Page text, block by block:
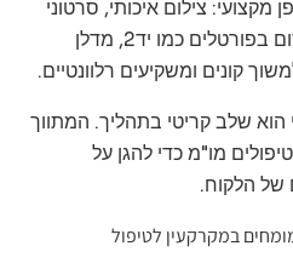
מקצועי: צילום איכותי, סרטוני
וידאו, דפי נכס מפורטים ופרסום בפורטלים כמו יד2, מדלן
קונים ומשקיעים רלוונטיים.
הוא שלב קריטי בתהליך. המתווך
מו"מ כדי להגן על
של הלקוח.
במקרקעין לטיפול